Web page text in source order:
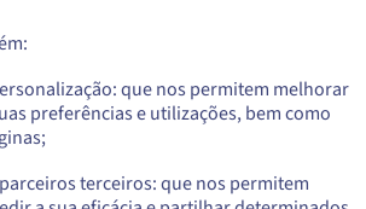
que nos permitem melhorar
preferências e utilizações, bem como
terceiros: que nos permitem